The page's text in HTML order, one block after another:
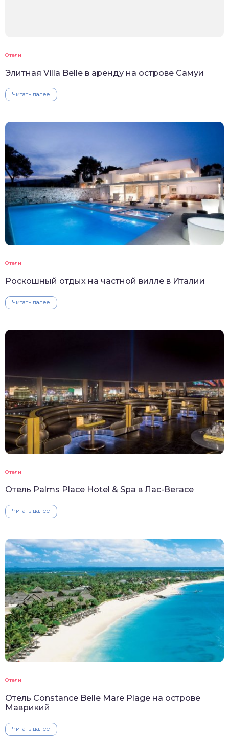
Отели
Элитная Villa Belle в аренду на острове Самуи
Читать далее
Отели
Роскошный отдых на частной вилле в Италии
Читать далее
Отели
Отель Palms Place Hotel & Spa в Лас-Вегасе
Читать далее
Отели
Отель Constance Belle Mare Plage на острове
Маврикий
Читать далее